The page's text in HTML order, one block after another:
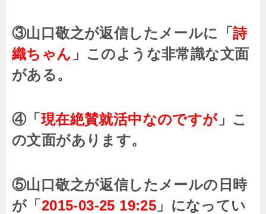
③山口敬之が返信したメールに「 詩
織ちゃん 」このような非常識な文面
がある。
④「現在絶賛就活中なのですが」こ
の文面があります。
⑤山口敬之が返信したメールの日時
が「 2015-03-25 19:25 」になってい